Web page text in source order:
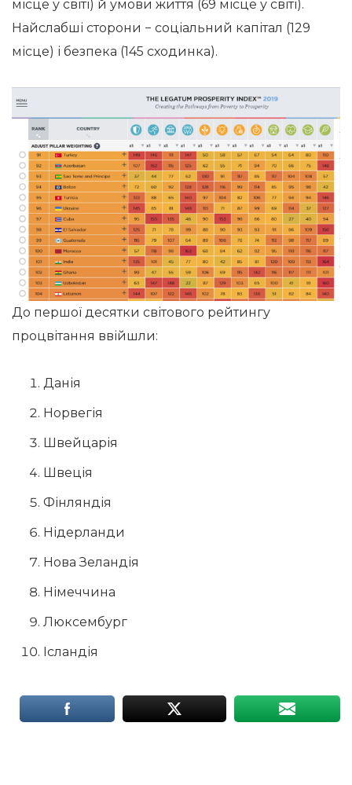
місце у світі) й умови життя (69 місце у світі).
Найслабші сторони − соціальний капітал (129
місце) і безпека (145 сходинка).
До першої десятки світового рейтингу
процвітання ввійшли:
Данія
Норвегія
Швейцарія
Швеція
Фінляндія
Нідерланди
Нова Зеландія
Німеччина
Люксембург
Ісландія